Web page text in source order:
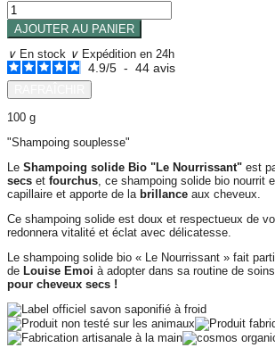
AJOUTER AU PANIER
∨ En stock ∨ Expédition en 24h
4.9/5 - 44 avis
100 g
"Shampoing souplesse"
Le Shampoing solide Bio "Le Nourrissant" est
secs et fourchus, ce shampoing solide bio nourrit
capillaire et apporte de la brillance aux cheveux.
Ce shampoing solide est doux et respectueux de
redonnera vitalité et éclat avec délicatesse.
Le shampoing solide bio « Le Nourrissant » fait
de Louise Emoi à adopter dans sa routine de
pour cheveux secs !